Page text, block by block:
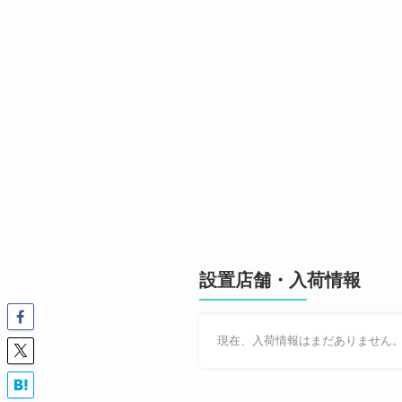
設置店舗・入荷情報
現在、入荷情報はまだありません